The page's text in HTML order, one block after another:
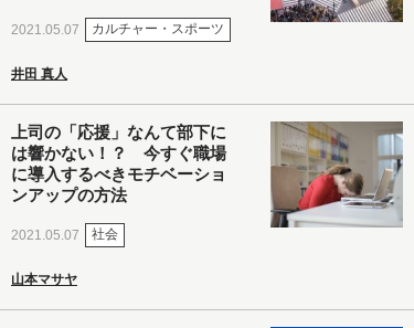
2021.05.07 カルチャー・スポーツ
井田 真人
上司の「応援」なんて部下に
は響かない！？ 今すぐ職場
に導入するべきモチベーショ
ンアップの方法
2021.05.07 社会
山本マサヤ